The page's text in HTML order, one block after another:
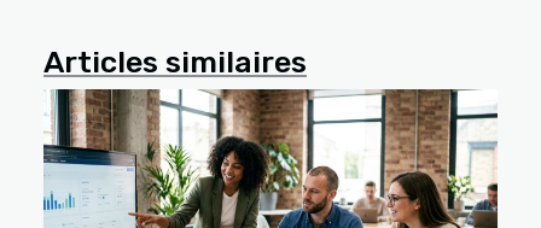
Articles similaires